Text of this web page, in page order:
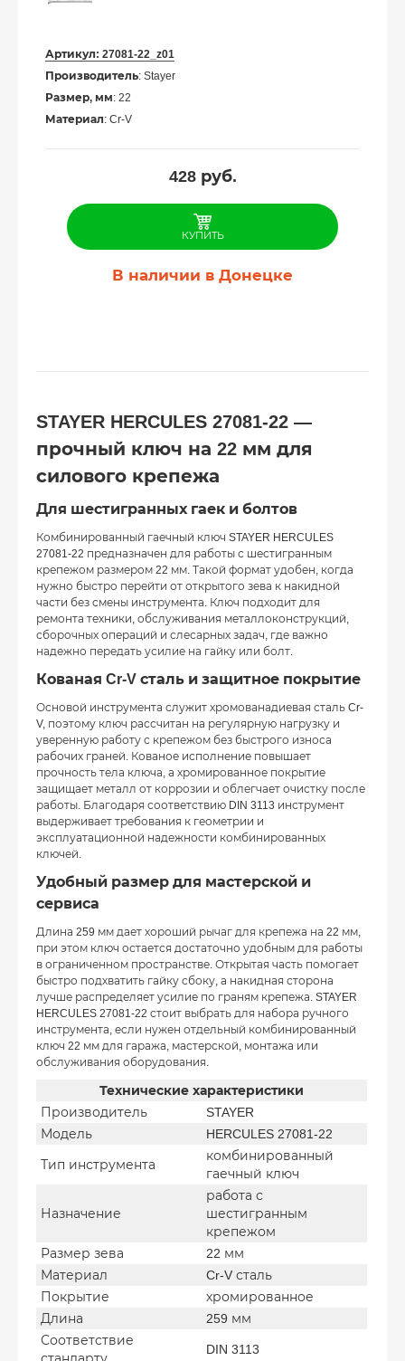
Артикул: 27081-22_z01
Производитель: Stayer
Размер, мм: 22
Материал: Cr-V
428руб.
КУПИТЬ
В наличии в Донецке
STAYER HERCULES 27081-22 —
прочный ключ на 22 мм для
силового крепежа
Для шестигранных гаек и болтов
Комбинированный гаечный ключ STAYER HERCULES
27081-22 предназначен для работы с шестигранным
крепежом размером 22 мм. Такой формат удобен, когда
нужно быстро перейти от открытого зева к накидной
части без смены инструмента. Ключ подходит для
ремонта техники, обслуживания металлоконструкций,
сборочных операций и слесарных задач, где важно
надежно передать усилие на гайку или болт.
Кованая Cr-V сталь и защитное покрытие
Основой инструмента служит хромованадиевая сталь Cr-
V, поэтому ключ рассчитан на регулярную нагрузку и
уверенную работу с крепежом без быстрого износа
рабочих граней. Кованое исполнение повышает
прочность тела ключа, а хромированное покрытие
защищает металл от коррозии и облегчает очистку после
работы. Благодаря соответствию DIN 3113 инструмент
выдерживает требования к геометрии и
эксплуатационной надежности комбинированных
ключей.
Удобный размер для мастерской и
сервиса
Длина 259 мм дает хороший рычаг для крепежа на 22 мм,
при этом ключ остается достаточно удобным для работы
в ограниченном пространстве. Открытая часть помогает
быстро подхватить гайку сбоку, а накидная сторона
лучше распределяет усилие по граням крепежа. STAYER
HERCULES 27081-22 стоит выбрать для набора ручного
инструмента, если нужен отдельный комбинированный
ключ 22 мм для гаража, мастерской, монтажа или
обслуживания оборудования.
Технические характеристики
Производитель
STAYER
Модель
HERCULES 27081-22
Тип инструмента
комбинированный
гаечный ключ
Назначение
работа с
шестигранным
крепежом
Размер зева
22 мм
Материал
Cr-V сталь
Покрытие
хромированное
Длина
259 мм
Соответствие
DIN 3113